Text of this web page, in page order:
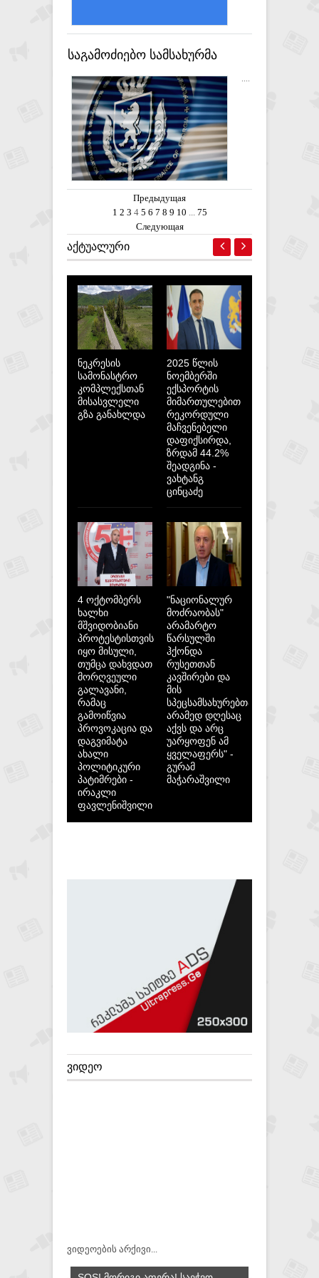
საგამოძიებო სამსახურმა
დიდი ოდენობით უაქციზო
სიგარეტის შენახვა-
გადაზიდვა-რეალიზაციის სამი
ფაქტი გამოავლინა
....
Предыдущая
1 2 3 4 5 6 7 8 9 10
75
Следующая
ᲐᲥᲢᲣᲐᲚᲣᲠᲘ
ნეკრესის
სამონასტრო
კომპლექსთან
მისასვლელი
გზა განახლდა
2025 წლის
ნოემბერში
ექსპორტის
მიმართულებით
რეკორდული
მაჩვენებელი
დაფიქსირდა,
ზრდამ 44.2%
შეადგინა -
ვახტანგ
ცინცაძე
4 ოქტომბერს
ხალხი
მშვიდობიანი
პროტესტისთვის
იყო მისული,
თუმცა დახვდათ
მორღვეული
გალავანი,
რამაც
გამოიწვია
პროვოკაცია და
დაგვიმატა
ახალი
პოლიტიკური
პატიმრები -
ირაკლი
ფავლენიშვილი
"ნაციონალურ
მოძრაობას"
არამარტო
წარსულში
ჰქონდა
რუსეთთან
კავშირები და
მის
სპეცსამსახურებთან,
არამედ დღესაც
აქვს და არც
უარყოფენ ამ
ყველაფერს" -
გურამ
მაჭარაშვილი
ᲕᲘᲓᲔᲝ
ვიდეოების არქივი...